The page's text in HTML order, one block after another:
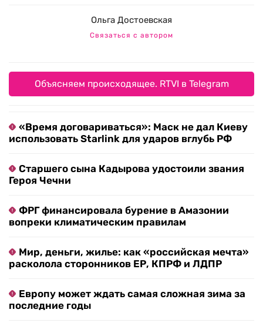
Ольга Достоевская
Связаться с автором
Объясняем происходящее. RTVI в Telegram
«Время договариваться»: Маск не дал Киеву
использовать Starlink для ударов вглубь РФ
Старшего сына Кадырова удостоили звания
Героя Чечни
ФРГ финансировала бурение в Амазонии
вопреки климатическим правилам
Мир, деньги, жилье: как «российская мечта»
расколола сторонников ЕР, КПРФ и ЛДПР
Европу может ждать самая сложная зима за
последние годы